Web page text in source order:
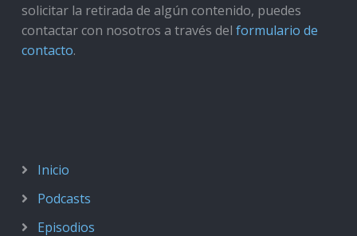
solicitar la retirada de algún contenido, puedes
contactar con nosotros a través del formulario de
contacto.
Inicio
Podcasts
Episodios